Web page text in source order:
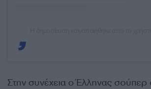
Στην συνέχεια ο Έλληνας σούπερ